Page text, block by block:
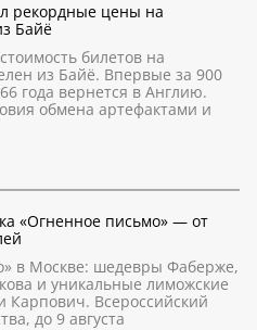
рекордные цены на
Байё
билетов на
из Байё. Впервые за 900
года вернется в Англию.
обмена артефактами и
«Огненное письмо» — от
в Москве: шедевры Фаберже,
и уникальные лиможские
Карпович. Всероссийский
до 9 августа